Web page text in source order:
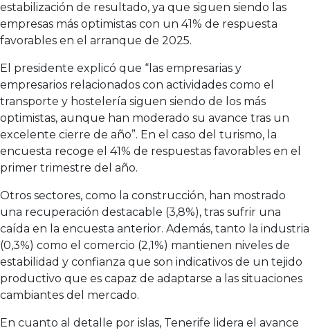
estabilización de resultado, ya que siguen siendo las
empresas más optimistas con un 41% de respuesta
favorables en el arranque de 2025.
El presidente explicó que “las empresarias y
empresarios relacionados con actividades como el
transporte y hostelería siguen siendo de los más
optimistas, aunque han moderado su avance tras un
excelente cierre de año”. En el caso del turismo, la
encuesta recoge el 41% de respuestas favorables en el
primer trimestre del año.
Otros sectores, como la construcción, han mostrado
una recuperación destacable (3,8%), tras sufrir una
caída en la encuesta anterior. Además, tanto la industria
(0,3%) como el comercio (2,1%) mantienen niveles de
estabilidad y confianza que son indicativos de un tejido
productivo que es capaz de adaptarse a las situaciones
cambiantes del mercado.
En cuanto al detalle por islas, Tenerife lidera el avance